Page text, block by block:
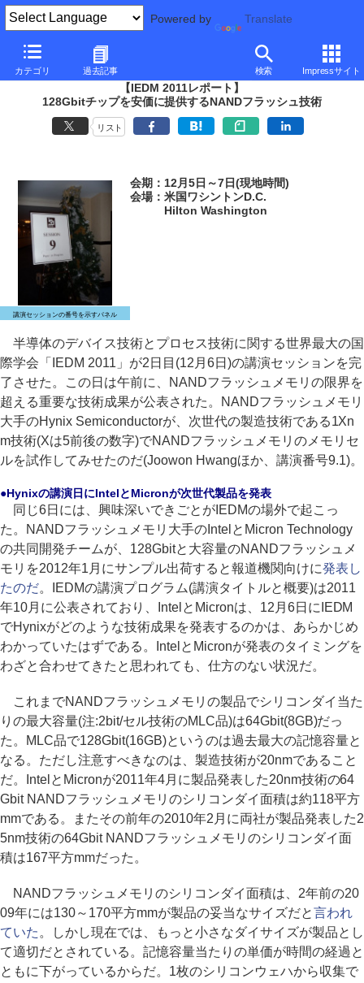
Powered by Translate
カテゴリ 過去記事 検索 Impressサイト
PC Watch イベント
【IEDM 2011レポート】
128Gbitチップを安価に提供するNANDフラッシュ技術
リスト
講演セッションの番号を示すパネル
会期：12月5日～7日(現地時間)
会場：米国ワシントンD.C.
Hilton Washington
半導体のデバイス技術とプロセス技術に関する世界最大の国
際学会「IEDM 2011」が2日目(12月6日)の講演セッションを完
了させた。この日は午前に、NANDフラッシュメモリの限界を
超える重要な技術成果が公表された。NANDフラッシュメモリ
大手のHynix Semiconductorが、次世代の製造技術である1Xn
m技術(Xは5前後の数字)でNANDフラッシュメモリのメモリセ
ルを試作してみせたのだ(Joowon Hwangほか、講演番号9.1)。
●Hynixの講演日にIntelとMicronが次世代製品を発表
同じ6日には、興味深いできごとがIEDMの場外で起こっ
た。NANDフラッシュメモリ大手のIntelとMicron Technology
の共同開発チームが、128Gbitと大容量のNANDフラッシュメ
モリを2012年1月にサンプル出荷すると報道機関向けに発表し
たのだ。IEDMの講演プログラム(講演タイトルと概要)は2011
年10月に公表されており、IntelとMicronは、12月6日にIEDM
でHynixがどのような技術成果を発表するのかは、あらかじめ
わかっていたはずである。IntelとMicronが発表のタイミングを
わざと合わせてきたと思われても、仕方のない状況だ。
これまでNANDフラッシュメモリの製品でシリコンダイ当た
りの最大容量(注:2bit/セル技術のMLC品)は64Gbit(8GB)だっ
た。MLC品で128Gbit(16GB)というのは過去最大の記憶容量と
なる。ただし注意すべきなのは、製造技術が20nmであること
だ。IntelとMicronが2011年4月に製品発表した20nm技術の64
Gbit NANDフラッシュメモリのシリコンダイ面積は約118平方
mmである。またその前年の2010年2月に両社が製品発表した2
5nm技術の64Gbit NANDフラッシュメモリのシリコンダイ面
積は167平方mmだった。
NANDフラッシュメモリのシリコンダイ面積は、2年前の20
09年には130～170平方mmが製品の妥当なサイズだと言われ
ていた 。しかし現在では、もっと小さなダイサイズが製品とし
て適切だとされている。記憶容量当たりの単価が時間の経過と
ともに下がっているからだ。1枚のシリコンウェハから収集で